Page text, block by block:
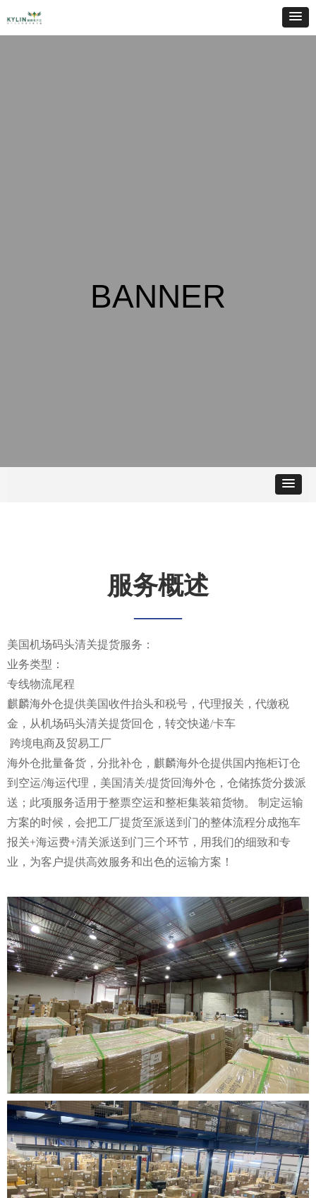
BANNER
服务概述
——
美国机场码头清关提货服务：
业务类型：
专线物流尾程
麒麟海外仓提供美国收件抬头和税号，代理报关，代缴税
金，从机场码头清关提货回仓，转交快递/卡车
跨境电商及贸易工厂
海外仓批量备货，分批补仓，麒麟海外仓提供国内拖柜订仓
到空运/海运代理，美国清关/提货回海外仓，仓储拣货分拨派
送；此项服务适用于整票空运和整柜集装箱货物。 制定运输
方案的时候，会把工厂提货至派送到门的整体流程分成拖车
报关+海运费+清关派送到门三个环节，用我们的细致和专
业，为客户提供高效服务和出色的运输方案！